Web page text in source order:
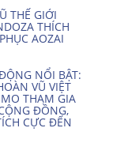
THẾ GIỚI
THÍCH
AOZAI
NỔI BẬT:
VŨ VIỆT
THAM GIA
ĐỒNG,
CỰC ĐẾN